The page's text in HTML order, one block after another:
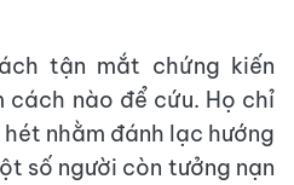
tận mắt chứng kiến
cách nào để cứu. Họ chỉ
nhằm đánh lạc hướng
số người còn tưởng nạn